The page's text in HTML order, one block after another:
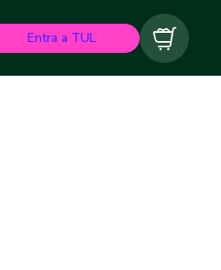
Entra a TUL Carrito